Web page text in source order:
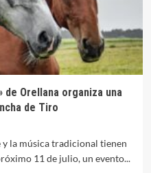
de Orellana organiza una
de Tiro
y la música tradicional tienen
11 de julio, un evento...